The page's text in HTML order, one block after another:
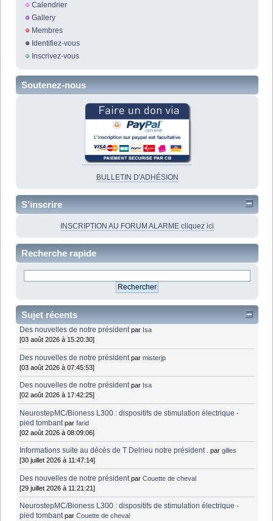
Calendrier
Gallery
Membres
Identifiez-vous
Inscrivez-vous
Soutenez-nous
BULLETIN D'ADHÉSION
S'inscrire
INSCRIPTION AU FORUM ALARME cliquez ici
Recherche rapide
Sujet récents
Des nouvelles de notre président par Isa
[03 août 2026 à 15:20:30]
Des nouvelles de notre président parmisterjp
[03 août 2026 à 07:45:53]
Des nouvelles de notre président par Isa
[02 août 2026 à 17:42:25]
NeurostepMC/Bioness L300 : dispositifs de stimulation électrique -
pied tombant parfarid
[02 août 2026 à 08:09:06]
Informations suite au décès de T Delrieu notre président . pargilles
[30 juillet 2026 à 11:47:14]
Des nouvelles de notre président parCouette de cheval
[29 juillet 2026 à 11:21:21]
NeurostepMC/Bioness L300 : dispositifs de stimulation électrique -
pied tombant parCouette de cheval